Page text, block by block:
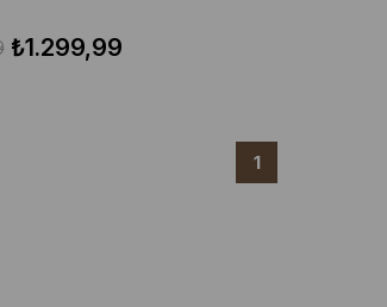
₺1.299,99
1